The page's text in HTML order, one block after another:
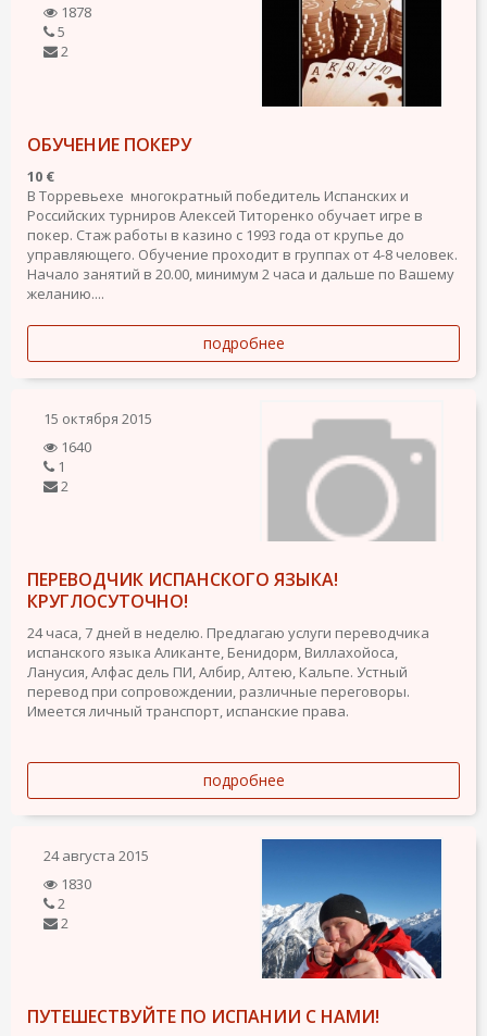
1878
5
2
ОБУЧЕНИЕ ПОКЕРУ
10 €
В Торревьехе многократный победитель Испанских и
Российских турниров Алексей Титоренко обучает игре в
покер. Стаж работы в казино с 1993 года от крупье до
управляющего. Обучение проходит в группах от 4-8 человек.
Начало занятий в 20.00, минимум 2 часа и дальше по Вашему
желанию....
подробнее
15 октября 2015
1640
1
2
ПЕРЕВОДЧИК ИСПАНСКОГО ЯЗЫКА!
КРУГЛОСУТОЧНО!
24 часа, 7 дней в неделю. Предлагаю услуги переводчика
испанского языка Аликанте, Бенидорм, Виллахойоса,
Ланусия, Алфас дель ПИ, Албир, Алтею, Кальпе. Устный
перевод при сопровождении, различные переговоры.
Имеется личный транспорт, испанские права.
подробнее
24 августа 2015
1830
2
2
ПУТЕШЕСТВУЙТЕ ПО ИСПАНИИ С НАМИ!